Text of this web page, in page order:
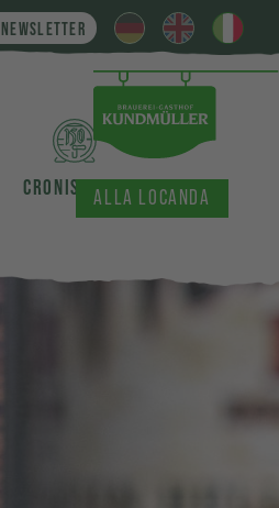
NEWSLETTER
CRONISTORIAALLA LOCANDA